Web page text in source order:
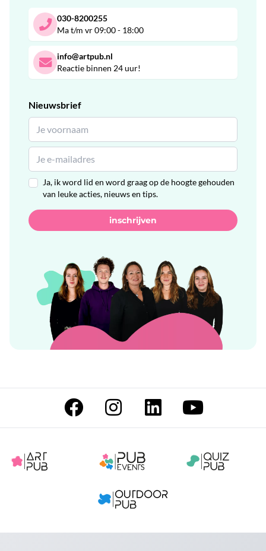
030-8200255
Ma t/m vr 09:00 - 18:00
info@artpub.nl
Reactie binnen 24 uur!
Nieuwsbrief
Ja, ik word lid en word graag op de hoogte gehouden
van leuke acties, nieuws en tips.